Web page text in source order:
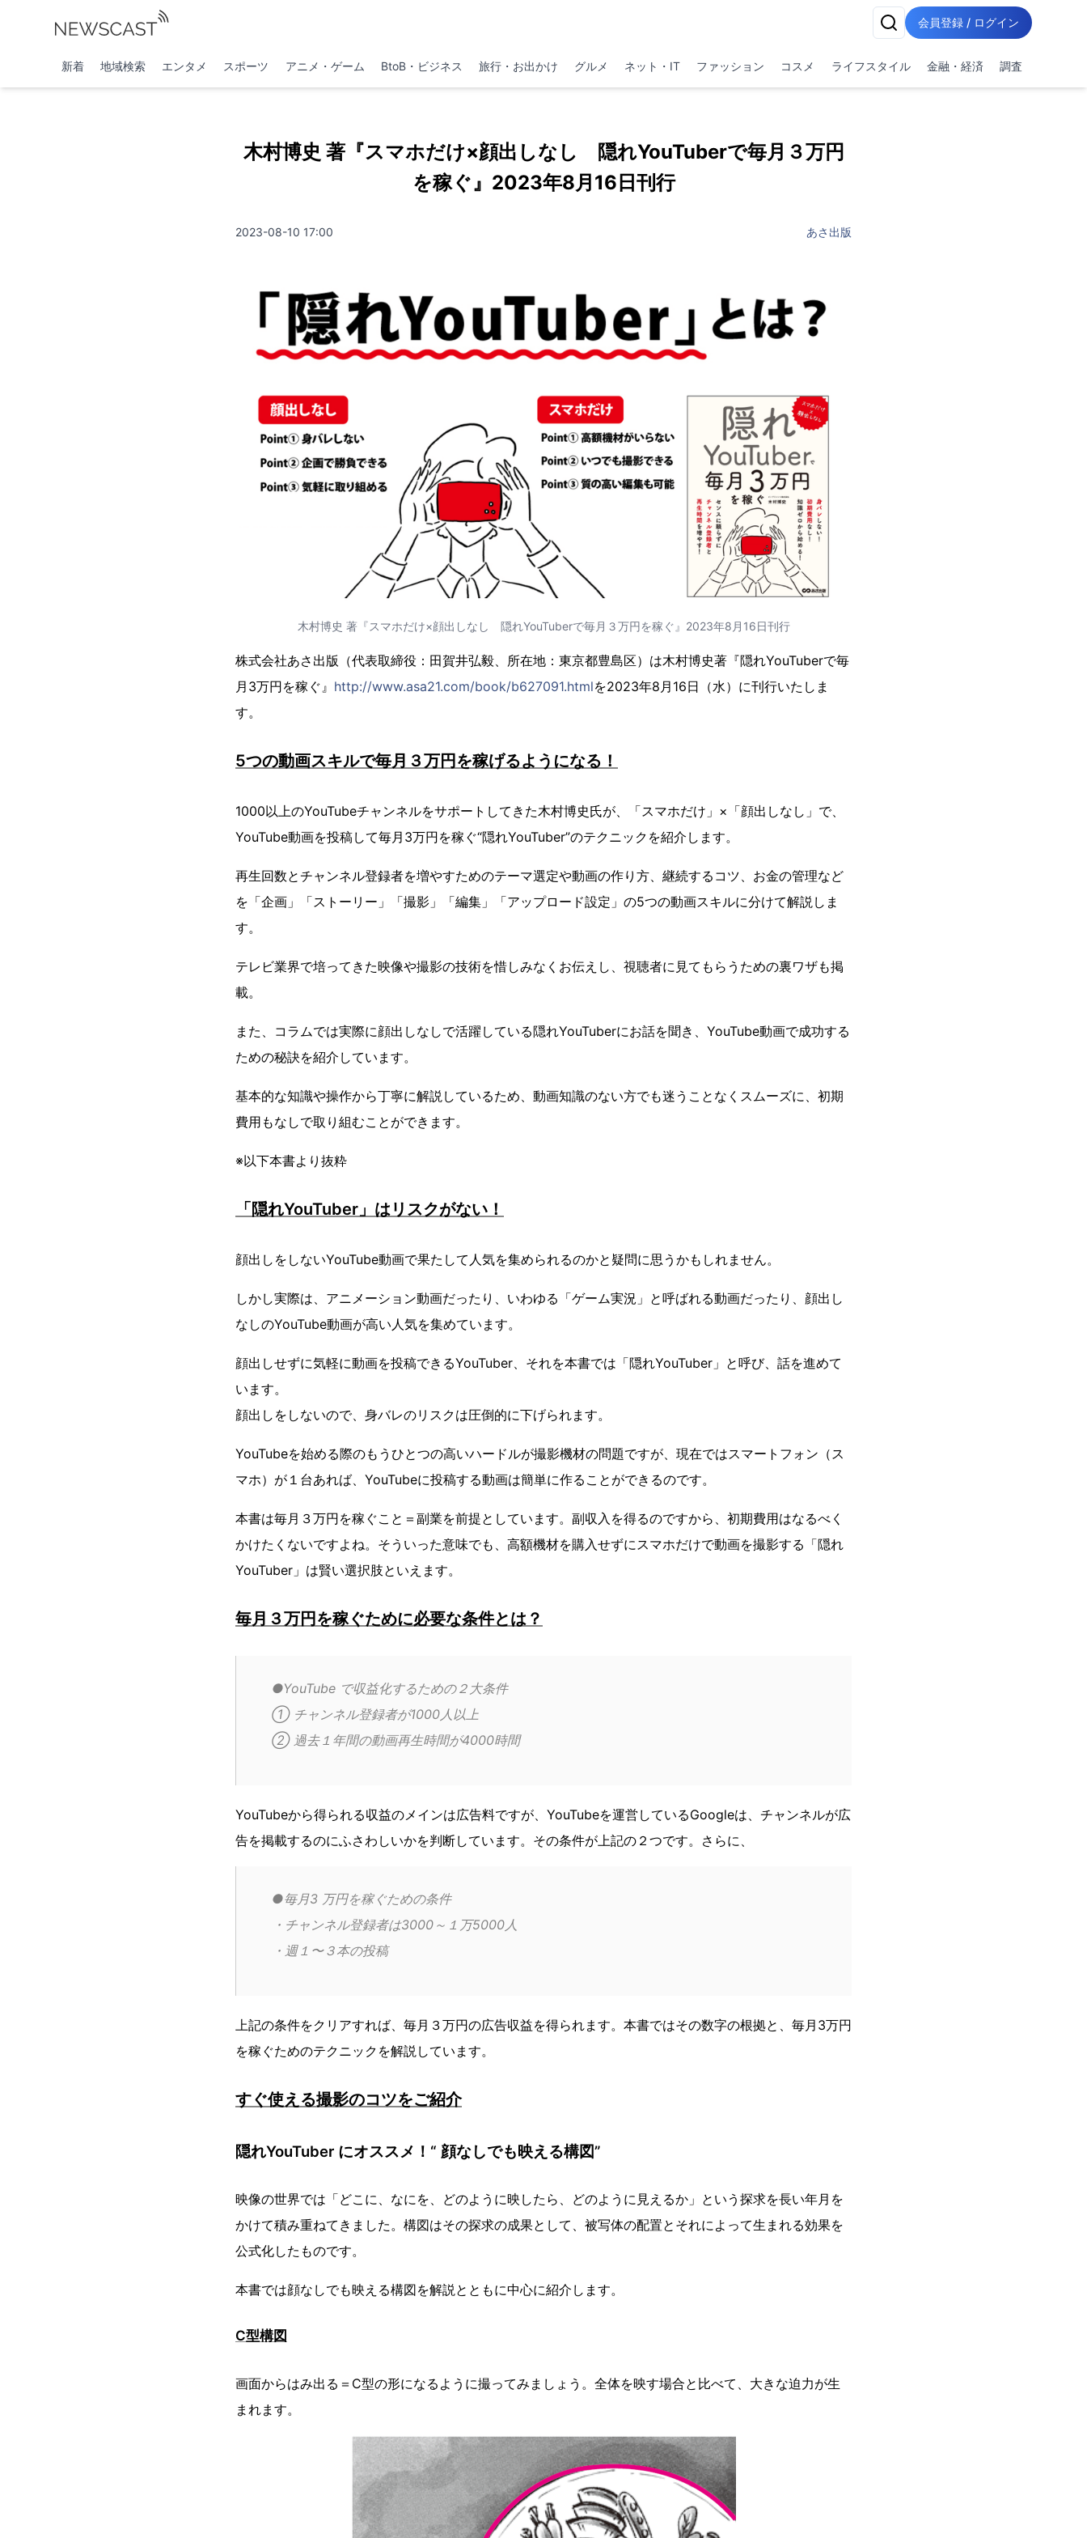
会員登録 / ログイン
新着 地域検索 エンタメ スポーツ アニメ・ゲーム BtoB・ビジネス 旅行・お出かけ グルメ ネット・IT ファッション コスメ ライフスタイル 金融・経済 調査
木村博史 著『スマホだけ×顔出しなし 隠れYouTuberで毎月３万円
を稼ぐ』2023年8月16日刊行
2023-08-10 17:00 あさ出版
木村博史 著『スマホだけ×顔出しなし 隠れYouTuberで毎月３万円を稼ぐ』2023年8月16日刊行
株式会社あさ出版（代表取締役：田賀井弘毅、所在地：東京都豊島区）は木村博史著『隠れYouTuberで毎
月3万円を稼ぐ』 http://www.asa21.com/book/b627091.htmlを2023年8月16日（水）に刊行いたしま
す。
5つの動画スキルで毎月３万円を稼げるようになる！
1000以上のYouTubeチャンネルをサポートしてきた木村博史氏が、「スマホだけ」×「顔出しなし」で、
YouTube動画を投稿して毎月3万円を稼ぐ“隠れYouTuber”のテクニックを紹介します。
再生回数とチャンネル登録者を増やすためのテーマ選定や動画の作り方、継続するコツ、お金の管理など
を「企画」「ストーリー」「撮影」「編集」「アップロード設定」の5つの動画スキルに分けて解説しま
す。
テレビ業界で培ってきた映像や撮影の技術を惜しみなくお伝えし、視聴者に見てもらうための裏ワザも掲
載。
また、コラムでは実際に顔出しなしで活躍している隠れYouTuberにお話を聞き、YouTube動画で成功する
ための秘訣を紹介しています。
基本的な知識や操作から丁寧に解説しているため、動画知識のない方でも迷うことなくスムーズに、初期
費用もなしで取り組むことができます。
※以下本書より抜粋
「隠れYouTuber」はリスクがない！
顔出しをしないYouTube動画で果たして人気を集められるのかと疑問に思うかもしれません。
しかし実際は、アニメーション動画だったり、いわゆる「ゲーム実況」と呼ばれる動画だったり、顔出し
なしのYouTube動画が高い人気を集めています。
顔出しせずに気軽に動画を投稿できるYouTuber、それを本書では「隠れYouTuber」と呼び、話を進めて
います。
顔出しをしないので、身バレのリスクは圧倒的に下げられます。
YouTubeを始める際のもうひとつの高いハードルが撮影機材の問題ですが、現在ではスマートフォン（ス
マホ）が１台あれば、YouTubeに投稿する動画は簡単に作ることができるのです。
本書は毎月３万円を稼ぐこと＝副業を前提としています。副収入を得るのですから、初期費用はなるべく
かけたくないですよね。そういった意味でも、高額機材を購入せずにスマホだけで動画を撮影する「隠れ
YouTuber」は賢い選択肢といえます。
毎月３万円を稼ぐために必要な条件とは？
●YouTube で収益化するための２大条件
① チャンネル登録者が1000人以上
② 過去１年間の動画再生時間が4000時間
YouTubeから得られる収益のメインは広告料ですが、YouTubeを運営しているGoogleは、チャンネルが広
告を掲載するのにふさわしいかを判断しています。その条件が上記の２つです。さらに、
●毎月3 万円を稼ぐための条件
・チャンネル登録者は3000～１万5000人
・週１〜３本の投稿
上記の条件をクリアすれば、毎月３万円の広告収益を得られます。本書ではその数字の根拠と、毎月3万円
を稼ぐためのテクニックを解説しています。
すぐ使える撮影のコツをご紹介
隠れYouTuber にオススメ！“ 顔なしでも映える構図”
映像の世界では「どこに、なにを、どのように映したら、どのように見えるか」という探求を長い年月を
かけて積み重ねてきました。構図はその探求の成果として、被写体の配置とそれによって生まれる効果を
公式化したものです。
本書では顔なしでも映える構図を解説とともに中心に紹介します。
C型構図
画面からはみ出る＝C型の形になるように撮ってみましょう。全体を映す場合と比べて、大きな迫力が生
まれます。